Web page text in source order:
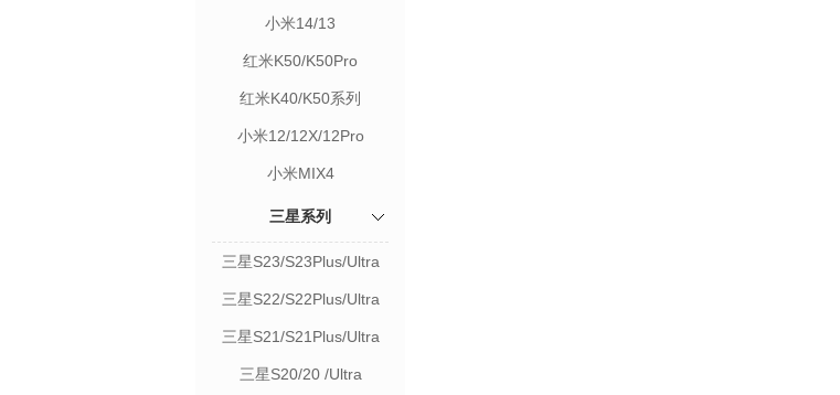
小米14/13
红米K50/K50Pro
红米K40/K50系列
小米12/12X/12Pro
小米MIX4
三星系列
三星S23/S23Plus/Ultra
三星S22/S22Plus/Ultra
三星S21/S21Plus/Ultra
三星S20/20 /Ultra